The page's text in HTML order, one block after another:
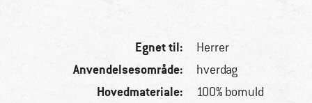
Egnet til: Herrer
Anvendelsesområde: hverdag
Hovedmateriale: 100% bomuld